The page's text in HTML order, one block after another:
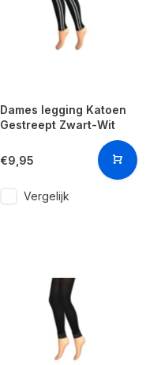
Dames legging Katoen
Gestreept Zwart-Wit
€9,95
Vergelijk